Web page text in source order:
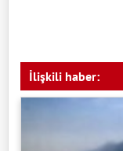
İlişkili haber: